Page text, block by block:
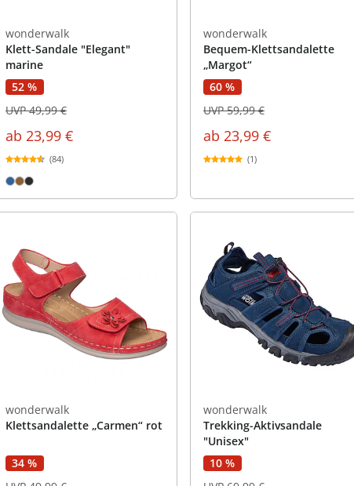
wonderwalk
Klett-Sandale "Elegant"
marine
52 %
ab 23,99 €
UVP 49,99 €
(84)
wonderwalk
Bequem-Klettsandalette
„Margot“
60 %
ab 23,99 €
UVP 59,99 €
(1)
wonderwalk
Klettsandalette „Carmen“ rot
34 %
wonderwalk
Trekking-Aktivsandale
"Unisex"
10 %